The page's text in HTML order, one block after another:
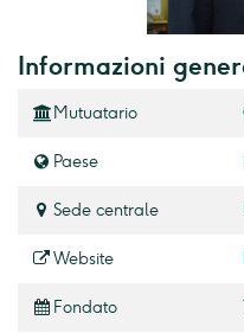
Informazioni
Mutuatario
Paese
Sede centrale
Website
Fondato